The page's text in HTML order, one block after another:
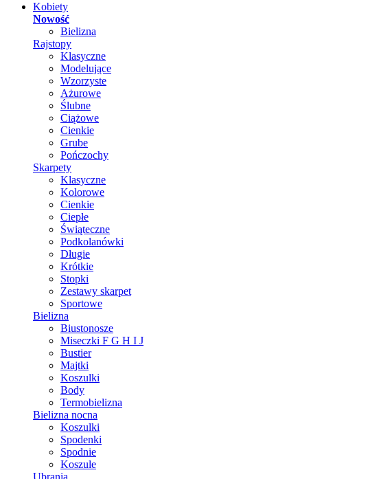
Kobiety
Nowość
Bielizna
Rajstopy
Klasyczne
Modelujące
Wzorzyste
Ażurowe
Ślubne
Ciążowe
Cienkie
Grube
Pończochy
Skarpety
Klasyczne
Kolorowe
Cienkie
Ciepłe
Świąteczne
Podkolanówki
Długie
Krótkie
Stopki
Zestawy skarpet
Sportowe
Bielizna
Biustonosze
Miseczki F G H I J
Bustier
Majtki
Koszulki
Body
Termobielizna
Bielizna nocna
Koszulki
Spodenki
Spodnie
Koszule
Ubrania